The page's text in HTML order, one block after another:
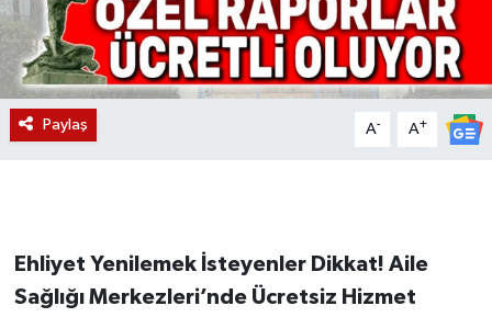
Paylaş A- A+
Ehliyet Yenilemek İsteyenler Dikkat! Aile
Sağlığı Merkezleri’nde Ücretsiz Hizmet